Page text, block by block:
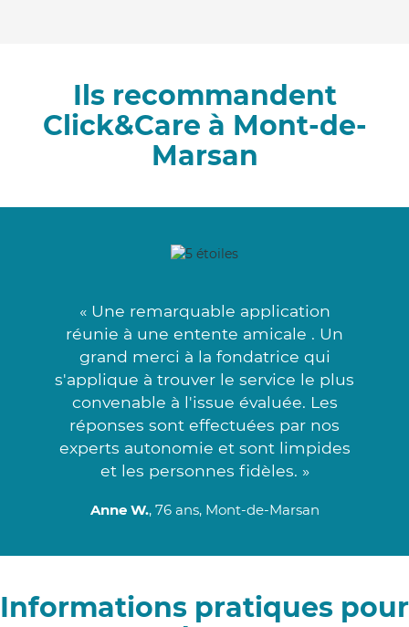
Ils recommandent
Click&Care à Mont-de-
Marsan
« Une remarquable application
réunie à une entente amicale . Un
grand merci à la fondatrice qui
s'applique à trouver le service le plus
convenable à l'issue évaluée. Les
réponses sont effectuées par nos
experts autonomie et sont limpides
et les personnes fidèles. »
Anne W., 76 ans, Mont-de-Marsan
Informations pratiques pour